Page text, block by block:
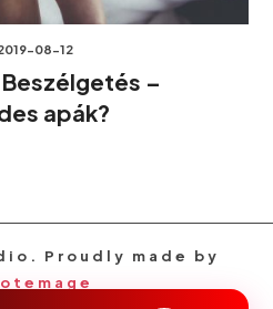
08-12
–
apák?
Proudly made by